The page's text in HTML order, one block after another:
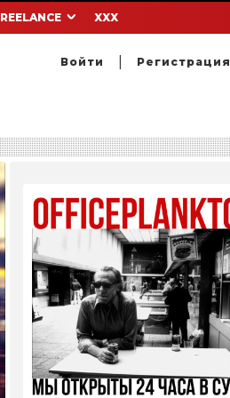
Войти Регистрация
XXX